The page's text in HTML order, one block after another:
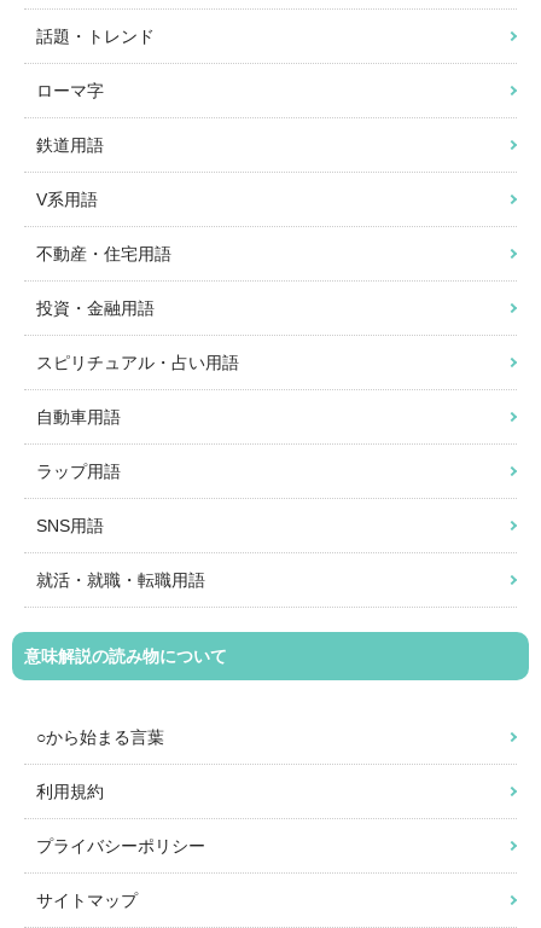
話題・トレンド
ローマ字
鉄道用語
V系用語
不動産・住宅用語
投資・金融用語
スピリチュアル・占い用語
自動車用語
ラップ用語
SNS用語
就活・就職・転職用語
意味解説の読み物について
○から始まる言葉
利用規約
プライバシーポリシー
サイトマップ